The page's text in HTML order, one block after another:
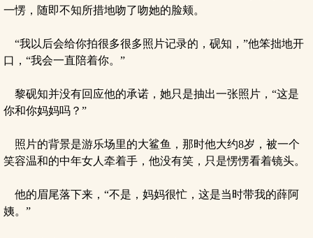
一愣，随即不知所措地吻了吻她的脸颊。
“我以后会给你拍很多很多照片记录的，砚知，”他笨拙地开
口，“我会一直陪着你。”
黎砚知并没有回应他的承诺，她只是抽出一张照片，“这是
你和你妈妈吗？”
照片的背景是游乐场里的大鲨鱼，那时他大约8岁，被一个
笑容温和的中年女人牵着手，他没有笑，只是愣愣看着镜头。
他的眉尾落下来，“不是，妈妈很忙，这是当时带我的薛阿
姨。”